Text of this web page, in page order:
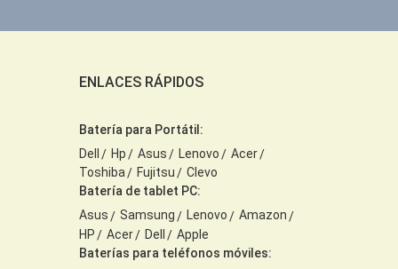
ENLACES RÁPIDOS
Batería para Portátil:
Dell
Hp Asus Lenovo
Acer
Toshiba
Fujitsu
Clevo
Batería de tablet PC:
Asus
Samsung Lenovo
Amazon
HP
Acer Dell
Apple
Baterías para teléfonos móviles: